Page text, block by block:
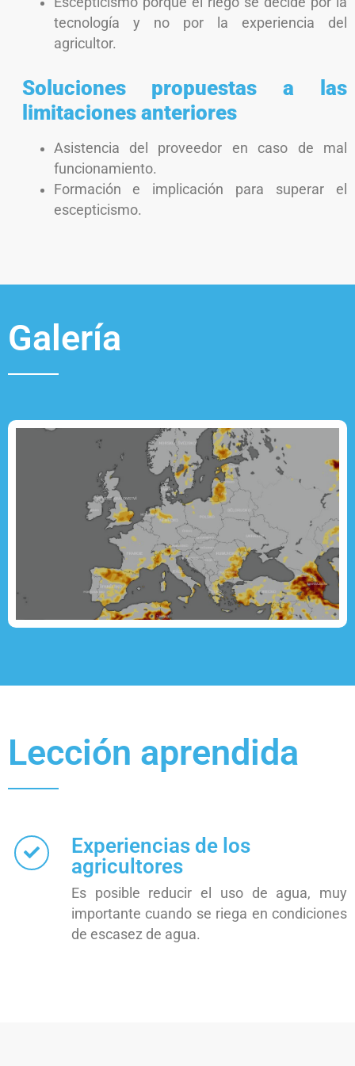
tecnología y no por la experiencia del
agricultor.
Soluciones propuestas a las
limitaciones anteriores
Asistencia del proveedor en caso de mal
funcionamiento.
Formación e implicación para superar el
escepticismo.
Galería
Lección aprendida
Experiencias de los
agricultores
Es posible reducir el uso de agua, muy
importante cuando se riega en condiciones
de escasez de agua.